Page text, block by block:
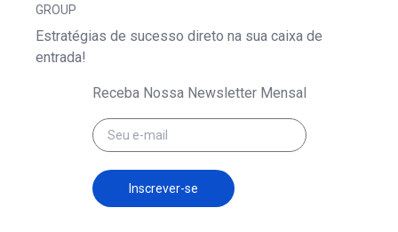
GROUP
Estratégias de sucesso direto na sua caixa de
entrada!
Receba Nossa Newsletter Mensal
Inscrever-se